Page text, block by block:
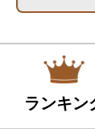
ランキン